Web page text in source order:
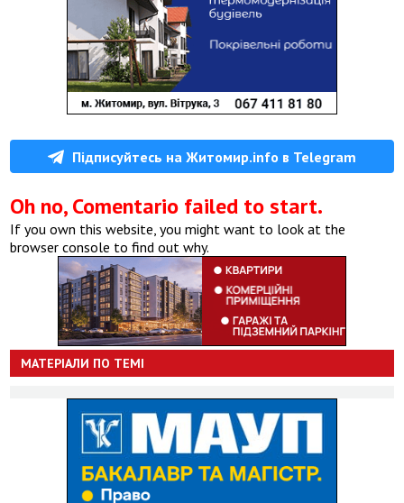
Підписуйтесь на Житомир.info в Telegram
Oh no, Comentario failed to start.
If you own this website, you might want to look at the
browser console to find out why.
МАТЕРІАЛИ ПО ТЕМІ